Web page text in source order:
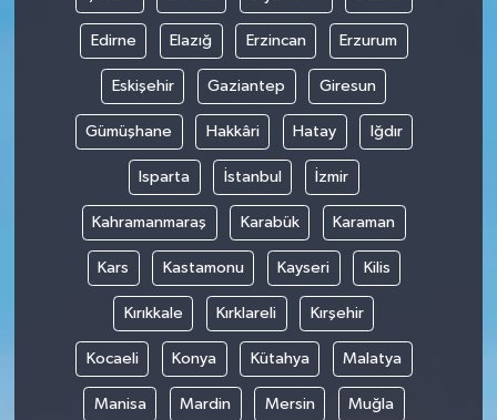
Edirne Elazığ Erzincan Erzurum
Eskişehir Gaziantep Giresun
Gümüşhane Hakkâri Hatay Iğdır
Isparta İstanbul İzmir
Kahramanmaraş Karabük Karaman
Kars Kastamonu Kayseri Kilis
Kırıkkale Kırklareli Kırşehir
Kocaeli Konya Kütahya Malatya
Manisa Mardin Mersin Muğla